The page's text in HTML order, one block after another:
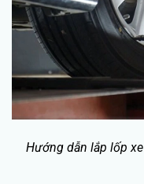
Hướng dẫn lắp lốp